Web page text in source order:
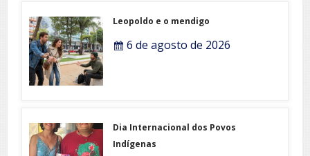
Leopoldo e o mendigo
6 de agosto de 2026
Dia Internacional dos Povos
Indígenas